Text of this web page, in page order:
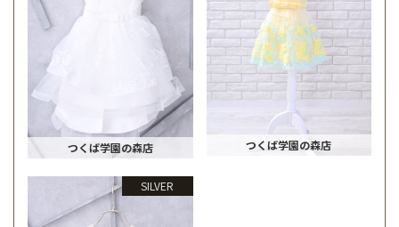
つくば学園の森店 つくば学園の森店
SILVER